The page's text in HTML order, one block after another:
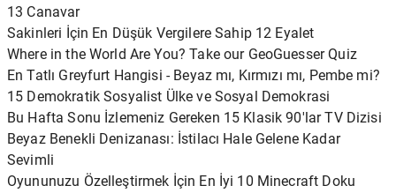
13 Canavar
Sakinleri İçin En Düşük Vergilere Sahip 12 Eyalet
Where in the World Are You? Take our GeoGuesser Quiz
En Tatlı Greyfurt Hangisi - Beyaz mı, Kırmızı mı, Pembe mi?
15 Demokratik Sosyalist Ülke ve Sosyal Demokrasi
Bu Hafta Sonu İzlemeniz Gereken 15 Klasik 90'lar TV Dizisi
Beyaz Benekli Denizanası: İstilacı Hale Gelene Kadar
Sevimli
Oyununuzu Özelleştirmek İçin En İyi 10 Minecraft Doku